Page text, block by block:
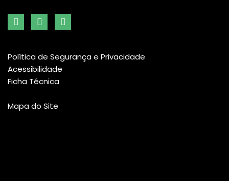
Política de Segurança e Privacidade
Acessibilidade
Ficha Técnica
Mapa do Site